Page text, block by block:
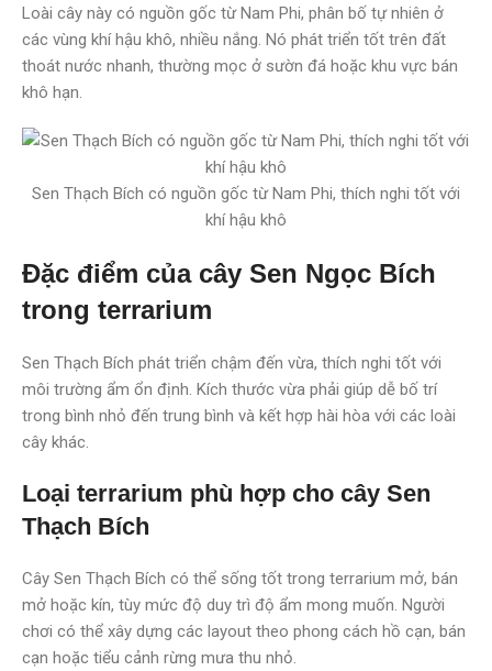
Loài cây này có nguồn gốc từ Nam Phi, phân bố tự nhiên ở
các vùng khí hậu khô, nhiều nắng. Nó phát triển tốt trên đất
thoát nước nhanh, thường mọc ở sườn đá hoặc khu vực bán
khô hạn.
Sen Thạch Bích có nguồn gốc từ Nam Phi, thích nghi tốt với
khí hậu khô
Đặc điểm của cây Sen Ngọc Bích
trong terrarium
Sen Thạch Bích phát triển chậm đến vừa, thích nghi tốt với
môi trường ẩm ổn định. Kích thước vừa phải giúp dễ bố trí
trong bình nhỏ đến trung bình và kết hợp hài hòa với các loài
cây khác.
Loại terrarium phù hợp cho cây Sen
Thạch Bích
Cây Sen Thạch Bích có thể sống tốt trong terrarium mở, bán
mở hoặc kín, tùy mức độ duy trì độ ẩm mong muốn. Người
chơi có thể xây dựng các layout theo phong cách hồ cạn, bán
cạn hoặc tiểu cảnh rừng mưa thu nhỏ.